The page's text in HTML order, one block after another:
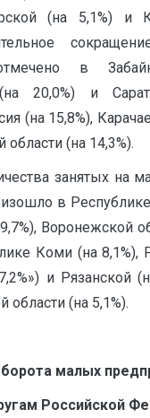
(на 5,1%) и
в
20,0%) и
(на 15,8%),
области (на 14,3%).
занятых на
в
Воронежской
Коми (на 8,1%),
и Рязанской
области (на 5,1%).
малых
Российской